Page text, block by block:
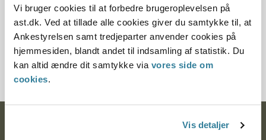
Vi bruger cookies til at forbedre brugeroplevelsen på
ast.dk. Ved at tillade alle cookies giver du samtykke til, at
Ankestyrelsen samt tredjeparter anvender cookies på
hjemmesiden, blandt andet til indsamling af statistik. Du
kan altid ændre dit samtykke via vores side om
cookies.
Vis detaljer
§ 9 § 58
Journalnummer
30357-93